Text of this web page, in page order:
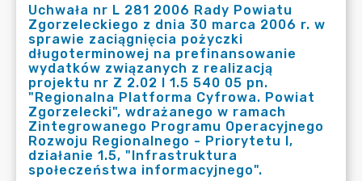
Uchwała nr L 281 2006 Rady Powiatu
Zgorzeleckiego z dnia 30 marca 2006 r. w
sprawie zaciągnięcia pożyczki
długoterminowej na prefinansowanie
wydatków związanych z realizacją
projektu nr Z 2.02 I 1.5 540 05 pn.
"Regionalna Platforma Cyfrowa. Powiat
Zgorzelecki", wdrażanego w ramach
Zintegrowanego Programu Operacyjnego
Rozwoju Regionalnego - Priorytetu I,
działanie 1.5, "Infrastruktura
społeczeństwa informacyjnego".